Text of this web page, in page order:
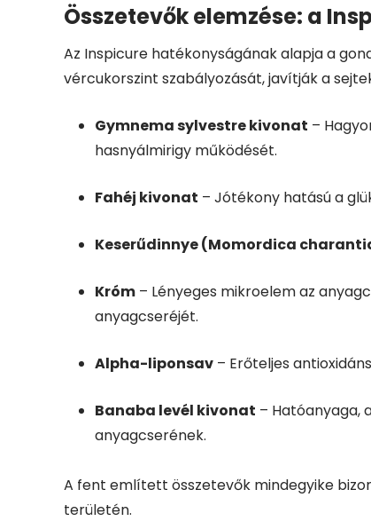
Összetevők elemzése: a
Az Inspicure hatékonyságának alapja a
vércukorszint szabályozását, javítják a
Gymnema sylvestre kivonat –
hasnyálmirigy működését.
Fahéj kivonat – Jótékony hatású a
Keserűdinnye (Momordica
Króm – Lényeges mikroelem az
anyagcseréjét.
Alpha-liponsav – Erőteljes
Banaba levél kivonat – Hatóanyaga,
anyagcserének.
A fent említett összetevők mindegyike
területén.